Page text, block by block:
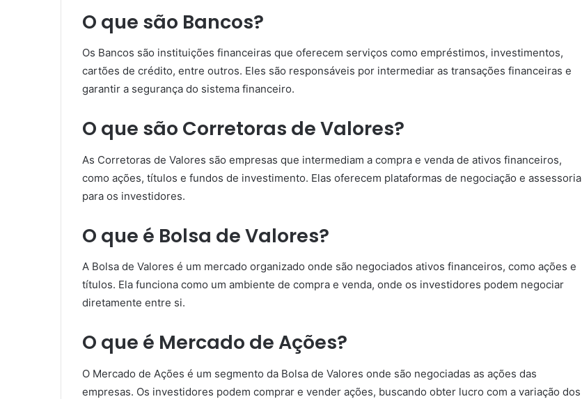
O que são Bancos?
Os Bancos são instituições financeiras que oferecem serviços como empréstimos, investimentos,
cartões de crédito, entre outros. Eles são responsáveis por intermediar as transações financeiras e
garantir a segurança do sistema financeiro.
O que são Corretoras de Valores?
As Corretoras de Valores são empresas que intermediam a compra e venda de ativos financeiros,
como ações, títulos e fundos de investimento. Elas oferecem plataformas de negociação e assessoria
para os investidores.
O que é Bolsa de Valores?
A Bolsa de Valores é um mercado organizado onde são negociados ativos financeiros, como ações e
títulos. Ela funciona como um ambiente de compra e venda, onde os investidores podem negociar
diretamente entre si.
O que é Mercado de Ações?
O Mercado de Ações é um segmento da Bolsa de Valores onde são negociadas as ações das
empresas. Os investidores podem comprar e vender ações, buscando obter lucro com a variação dos